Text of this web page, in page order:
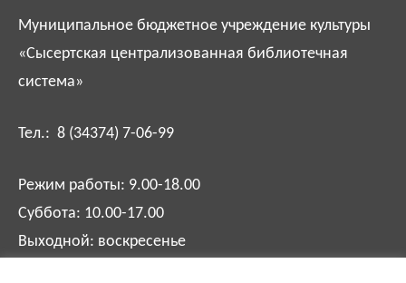
Муниципальное бюджетное учреждение культуры
«Сысертская централизованная библиотечная
система»
Тел.: 8 (34374) 7-06-99
Режим работы: 9.00-18.00
Суббота: 10.00-17.00
Выходной: воскресенье